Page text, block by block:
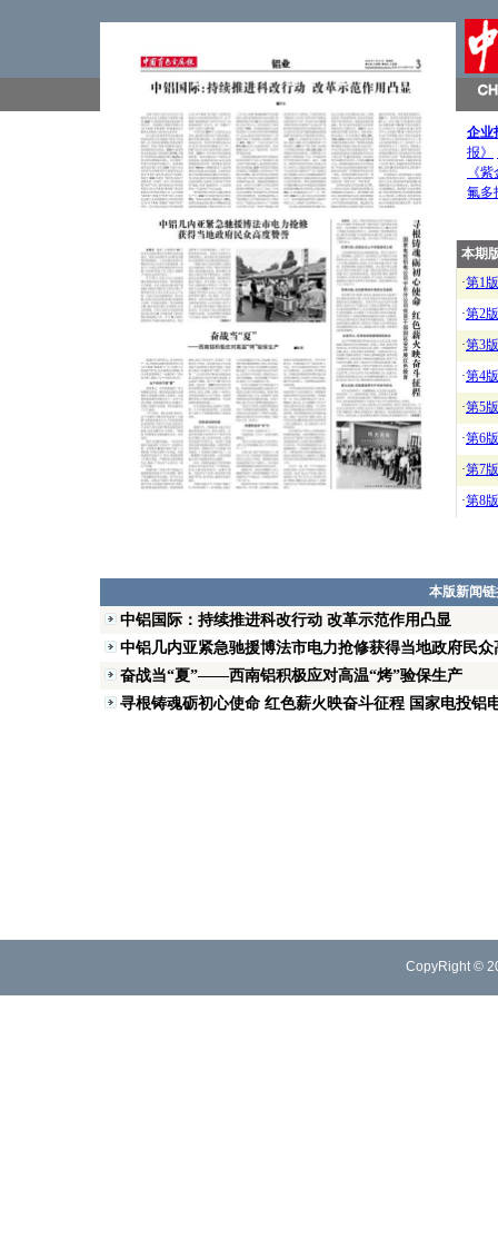
企业
报》
《
氟多
本期
·第1版
·第2版
·第3版
·第4版
·第5版
·第6版
·第7版
·第8版
本版新闻
中铝国际：持续推进科改行动 改革示范作用凸显
中铝几内亚紧急驰援博法市电力抢修获得当地政府民众
奋战当“夏”——西南铝积极应对高温“烤”验保生产
寻根铸魂砺初心使命 红色薪火映奋斗征程 国家电投铝
CopyRight ©